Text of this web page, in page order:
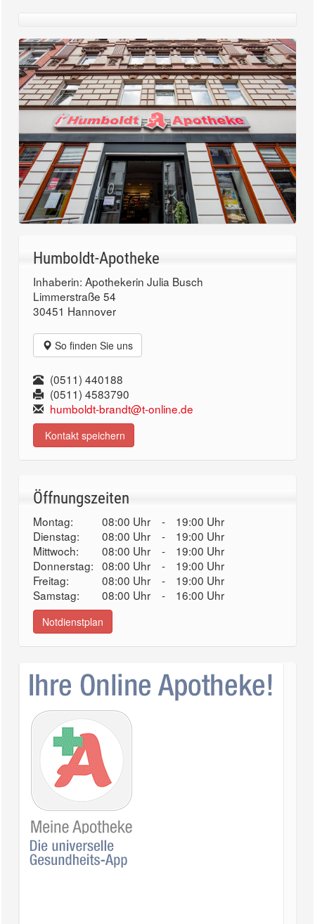
Humboldt-Apotheke
Inhaberin: Apothekerin Julia Busch
Limmerstraße 54
30451 Hannover
So finden Sie uns
(0511) 440188
(0511) 4583790
humboldt-brandt@t-online.de
Kontakt speichern
Öffnungszeiten
Montag: 08:00 Uhr -
19:00 Uhr
Dienstag:
08:00 Uhr -
19:00 Uhr
Mittwoch:
08:00 Uhr -
19:00 Uhr
Donnerstag: 08:00 Uhr -
19:00 Uhr
Freitag:
08:00 Uhr -
19:00 Uhr
Samstag:
08:00 Uhr - 16:00 Uhr
Notdienstplan